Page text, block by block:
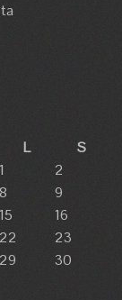
L
S
1
2
8
9
15
16
22
23
29
30